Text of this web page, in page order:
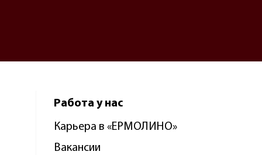
Работа у нас
Карьера в «ЕРМОЛИНО»
Вакансии